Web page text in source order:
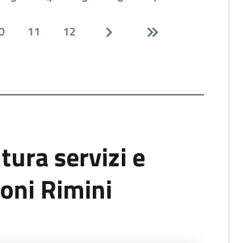
11 12
servizi e
Rimini